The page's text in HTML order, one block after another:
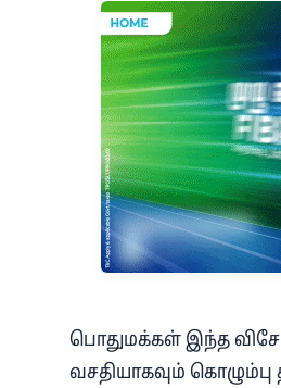
பொதுமக்கள் இந்த
வசதியாகவும் கொழும்பு